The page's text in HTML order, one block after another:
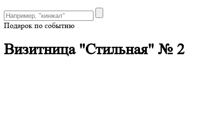
Подарок по событию
Визитница "Стильная" № 2